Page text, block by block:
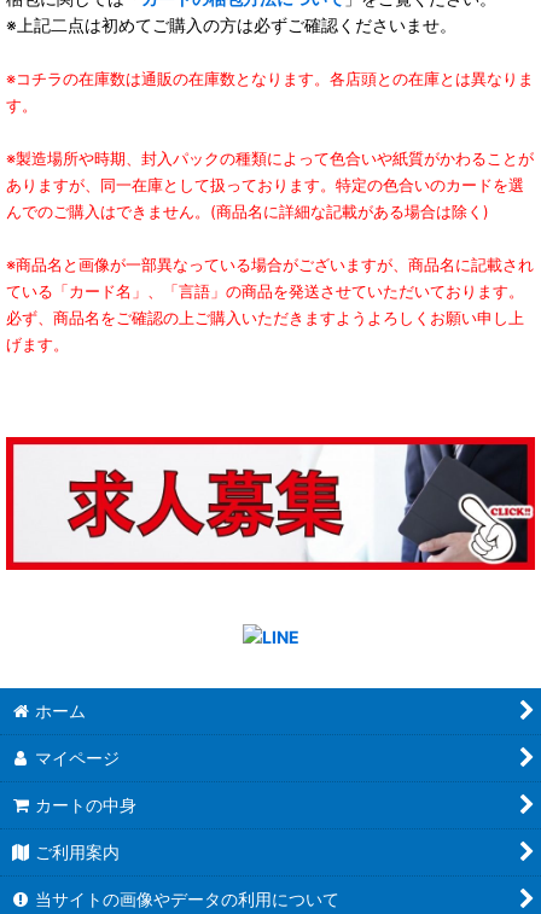
※上記二点は初めてご購入の方は必ずご確認くださいませ。
※コチラの在庫数は通販の在庫数となります。各店頭との在庫とは異なりま
す。
※製造場所や時期、封入パックの種類によって色合いや紙質がかわることが
ありますが、同一在庫として扱っております。特定の色合いのカードを選
んでのご購入はできません。(商品名に詳細な記載がある場合は除く)
※商品名と画像が一部異なっている場合がございますが、商品名に記載され
ている「カード名」、「言語」の商品を発送させていただいております。
必ず、商品名をご確認の上ご購入いただきますようよろしくお願い申し上
げます。
ホーム
マイページ
カートの中身
ご利用案内
当サイトの画像やデータの利用について